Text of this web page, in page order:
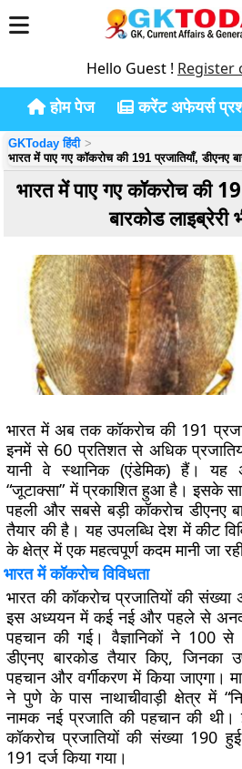
Hello Guest ! Register
होम पेज करेंट अफेयर्स
GKToday हिंदी
भारत में पाए गए कॉकरोच की 191 प्रजातियाँ, डीएनए
भारत में पाए गए कॉकरोच की
बारकोड लाइब्रेरी
भारत में अब तक कॉकरोच की 191
इनमें से 60 प्रतिशत से अधिक
यानी वे स्थानिक (एंडेमिक) हैं। यह
“जूटाक्सा” में प्रकाशित हुआ है। इसके
पहली और सबसे बड़ी कॉकरोच डीएनए
तैयार की है। यह उपलब्धि देश में कीट
के क्षेत्र में एक महत्वपूर्ण कदम मानी जा
भारत में कॉकरोच विविधता
भारत की कॉकरोच प्रजातियों की
इस अध्ययन में कई नई और पहले से
पहचान की गई। वैज्ञानिकों ने 100
डीएनए बारकोड तैयार किए, जिनका
पहचान और वर्गीकरण में किया जाएगा।
ने पुणे के पास नाथाचीवाड़ी क्षेत्र में
नामक नई प्रजाति की पहचान की
कॉकरोच प्रजातियों की संख्या 190
191 दर्ज किया गया।